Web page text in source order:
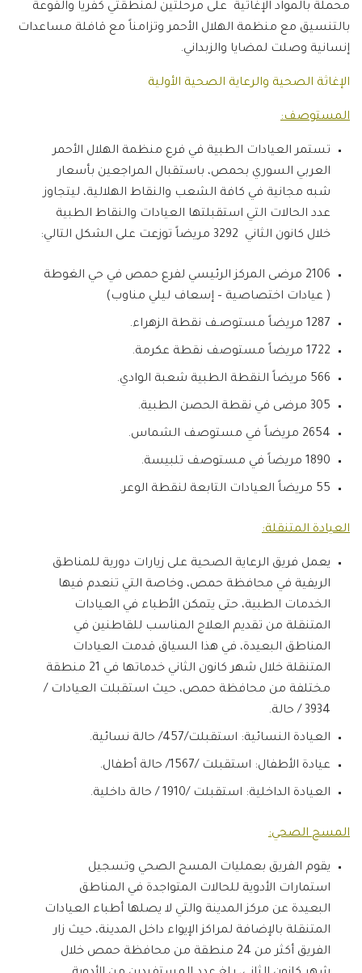
محملة بالمواد الإغاثية على مرحلتين لمنطقتي كفريا والفوعة
بالتنسيق مع منظمة الهلال الأحمر وتزامناً مع قافلة مساعدات
إنسانية وصلت لمضايا والزبداني.
الإغاثة الصحية والرعاية الصحية الأولية
المستوصف:
تستمر العيادات الطبية في فرع منظمة الهلال الأحمر
العربي السوري بحمص، باستقبال المراجعين بأسعار
شبه مجانية في كافة الشعب والنقاط الهلالية، ليتجاوز
عدد الحالات التي استقبلتها العيادات والنقاط الطبية
خلال كانون الثاني 3292 مريضاً توزعت على الشكل التالي:
2106 مرضى المركز الرئيسي لفرع حمص في حي الغوطة
( عيادات اختصاصية – إسعاف ليلي مناوب)
1287 مريضاً مستوصـف نقطة الزهراء.
1722 مريضاً مستوصف نقطة عكرمة.
566 مريضاً النقطة الطبية شعبة الوادي.
305 مرضى في نقطة الحصن الطبية.
2654 مريضاً في مستوصف الشماس.
1890 مريضاً في مستوصف تلبيسة.
55 مريضاً العيادات التابعة لنقطة الوعر.
العيادة المتنقلة:
يعمل فريق الرعاية الصحية على زيارات دورية للمناطق
الريفية في محافظة حمص، وخاصة التي تنعدم فيها
الخدمات الطبية، حتى يتمكن الأطباء في العيادات
المتنقلة من تقديم العلاج المناسب للقاطنين في
المناطق البعيدة، في هذا السياق قدمت العيادات
المتنقلة خلال شهر كانون الثاني خدماتها في 21 منطقة
مختلفة من محافظة حمص، حيث استقبلت العيادات /
3934 / حالة.
العيادة النسائية: استقبلت/457/ حالة نسائية.
عيادة الأطفال: استقبلت /1567/ حالة أطفال.
العيادة الداخلية: استقبلت /1910 / حالة داخلية.
المسح الصحي:
يقوم الفريق بعمليات المسح الصحي وتسجيل
استمارات الأدوية للحالات المتواجدة في المناطق
البعيدة عن مركز المدينة والتي لا يصلها أطباء العيادات
المتنقلة بالإضافة لمراكز الإيواء داخل المدينة، حيث زار
الفريق أكثر من 24 منطقة من محافظة حمص خلال